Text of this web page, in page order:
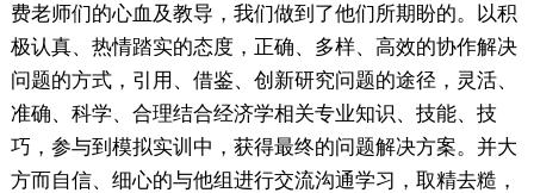
费老师们的心血及教导，我们做到了他们所期盼的。以积
极认真、热情踏实的态度，正确、多样、高效的协作解决
问题的方式，引用、借鉴、创新研究问题的途径，灵活、
准确、科学、合理结合经济学相关专业知识、技能、技
巧，参与到模拟实训中，获得最终的问题解决方案。并大
方而自信、细心的与他组进行交流沟通学习，取精去糙，